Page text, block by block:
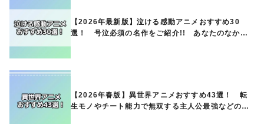
【2026年最新版】泣ける感動アニメおすすめ30
選！ 号泣必須の名作をご紹介!! あなたのなかの
【2026年春版】異世界アニメおすすめ43選！ 転
生モノやチート能力で無双する主人公最強などの人